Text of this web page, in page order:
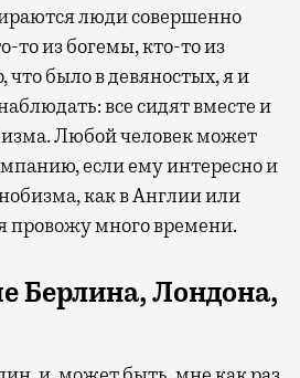
люди совершенно
то из богемы, кто-то из
было в девяностых, я и
все сидят вместе и
Любой человек может
если ему интересно и
как в Англии или
провожу много времени.
Берлина, Лондона,